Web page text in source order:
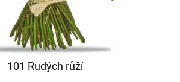
101 Rudých růží